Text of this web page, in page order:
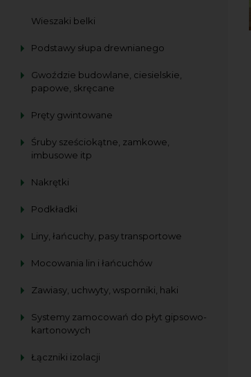
Wieszaki belki
Podstawy słupa drewnianego
Gwoździe budowlane, ciesielskie,
papowe, skręcane
Pręty gwintowane
Śruby sześciokątne, zamkowe,
imbusowe itp
Nakrętki
Podkładki
Liny, łańcuchy, pasy transportowe
Mocowania lin i łańcuchów
Zawiasy, uchwyty, wsporniki, haki
Systemy zamocowań do płyt gipsowo-
kartonowych
Łączniki izolacji